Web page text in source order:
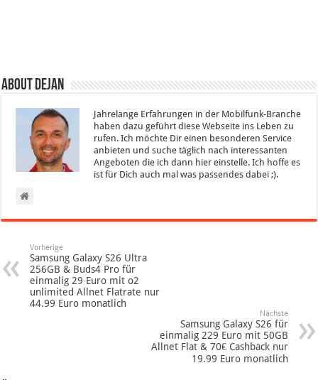
About Dejan
Jahrelange Erfahrungen in der Mobilfunk-Branche
haben dazu geführt diese Webseite ins Leben zu
rufen. Ich möchte Dir einen besonderen Service
anbieten und suche täglich nach interessanten
Angeboten die ich dann hier einstelle. Ich hoffe es
ist für Dich auch mal was passendes dabei ;).
Vorherige
Samsung Galaxy S26 Ultra
256GB & Buds4 Pro für
einmalig 29 Euro mit o2
unlimited Allnet Flatrate nur
44.99 Euro monatlich
Nächste
Samsung Galaxy S26 für
einmalig 229 Euro mit 50GB
Allnet Flat & 70€ Cashback nur
19.99 Euro monatlich